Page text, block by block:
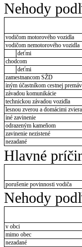
Nehody
vodičom motorového vozidla
vodičom nemotorového vozidla
deťmi
chodcom
deťmi
zamestnancom SŽD
iným účastníkom cestnej
závadou komunikácie
technickou závadou vozidla
lesnou zverou a domácimi
iné zavinenie
odrazeným kameňom
zavinenie nezistené
nezadané
Hlavné
porušenie povinnosti vodiča
Nehody
v obci
mimo obec
nezadané